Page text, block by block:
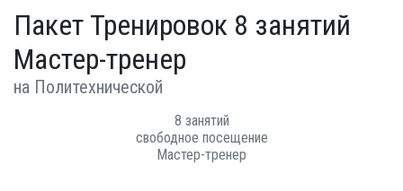
Пакет Тренировок 8 занятий
Мастер-тренер
на Политехнической
8 занятий
свободное посещение
Мастер-тренер